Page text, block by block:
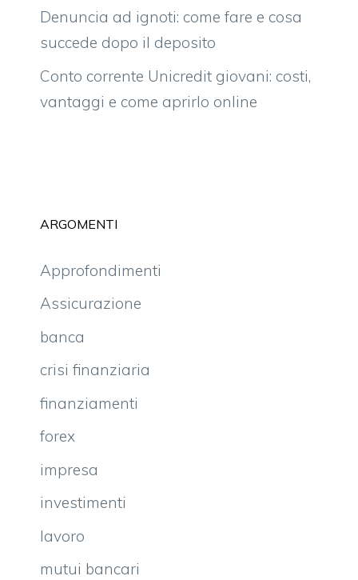
Denuncia ad ignoti: come fare e cosa
succede dopo il deposito
Conto corrente Unicredit giovani: costi,
vantaggi e come aprirlo online
ARGOMENTI
Approfondimenti
Assicurazione
banca
crisi finanziaria
finanziamenti
forex
impresa
investimenti
lavoro
mutui bancari